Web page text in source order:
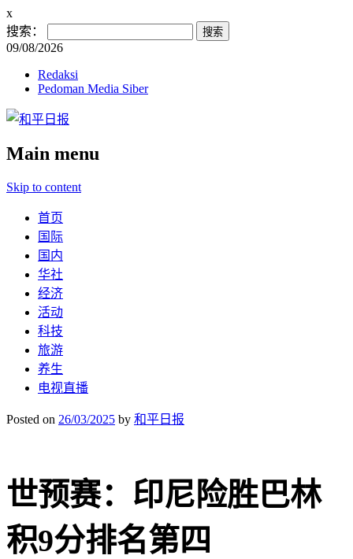
x
搜索：
09/08/2026
Redaksi
Pedoman Media Siber
Main menu
Skip to content
首页
国际
国内
华社
经济
活动
科技
旅游
养生
电视直播
Posted on 26/03/2025 by 和平日报
世预赛：印尼险胜巴林
积9分排名第四